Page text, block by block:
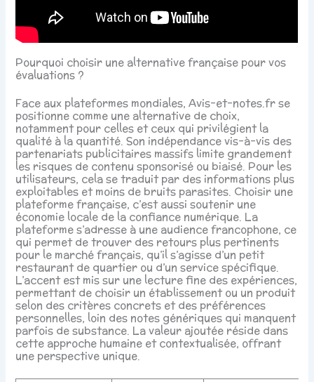
Pourquoi choisir une alternative française pour vos
évaluations ?
Face aux plateformes mondiales, Avis-et-notes.fr se
positionne comme une alternative de choix,
notamment pour celles et ceux qui privilégient la
qualité à la quantité. Son indépendance vis-à-vis des
partenariats publicitaires massifs limite grandement
les risques de contenu sponsorisé ou biaisé. Pour les
utilisateurs, cela se traduit par des informations plus
exploitables et moins de bruits parasites. Choisir une
plateforme française, c’est aussi soutenir une
économie locale de la confiance numérique. La
plateforme s’adresse à une audience francophone, ce
qui permet de trouver des retours plus pertinents
pour le marché français, qu’il s’agisse d’un petit
restaurant de quartier ou d’un service spécifique.
L’accent est mis sur une lecture fine des expériences,
permettant de choisir un établissement ou un produit
selon des critères concrets et des préférences
personnelles, loin des notes génériques qui manquent
parfois de substance. La valeur ajoutée réside dans
cette approche humaine et contextualisée, offrant
une perspective unique.